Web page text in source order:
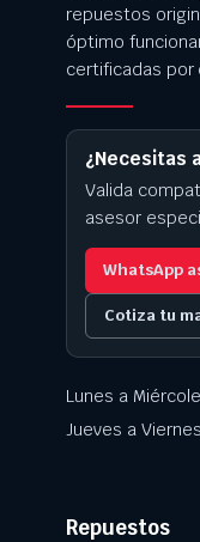
repuestos
óptimo
certificadas por
¿Necesitas
Valida
asesor
WhatsApp
Cotiza tu
Lunes a
Jueves a
Repuestos